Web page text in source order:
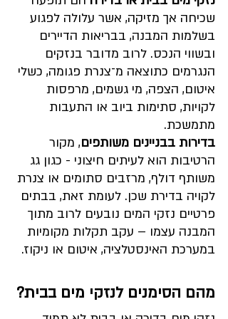
שכיחה אך מזיקה, אשר עלולה לפגוע
בשלמות המבנה, בבריאות הדיירים
ובשווי הנכס. לרוב מדובר בנזקים
הנגרמים כתוצאה מ־צנרת פגומה, כשלי
איטום, הצפה, מי גשמים, מרפסות
לקויות, סתימות ביוב או התעבות
מתמשכת.
בדירות בבניינים משותפים, מקור
הרטיבות הוא לעיתים חיצוני - כגון גג
משותף דולף, מרזבים סתומים או צנרת
לקויה בדירת שכן. לעומת זאת, בבתים
פרטיים נזקי המים נובעים לרוב מתוך
המבנה עצמו – עקב תקלות מקומיות
במערכת האינסטלציה, איטום או ניקוז.
מהם הסימנים לנזקי מים בבית?